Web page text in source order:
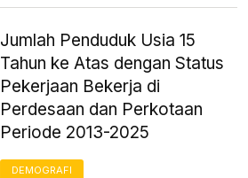
Jumlah Penduduk Usia 15
Tahun ke Atas dengan Status
Pekerjaan Bekerja di
Perdesaan dan Perkotaan
Periode 2013-2025
DEMOGRAFI